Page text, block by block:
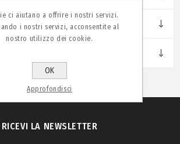
RICEVI LA NEWSLETTER
ci aiutano a offrire i nostri servizi.
i nostri servizi, acconsentite al
nostro utilizzo dei cookie.
OK
Approfondisci